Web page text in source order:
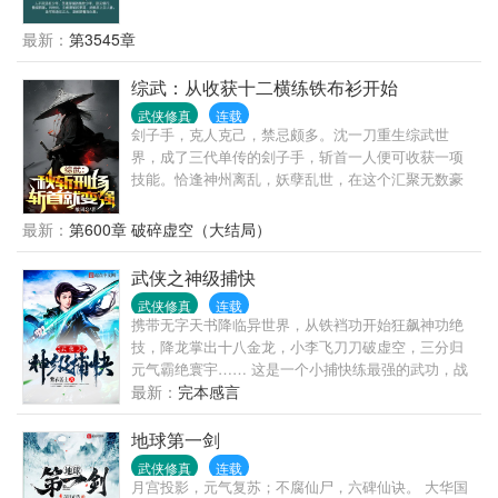
最新： 第3545章
综武：从收获十二横练铁布衫开始
武侠修真 连载
刽子手，克人克己，禁忌颇多。沈一刀重生综武世
界，成了三代单传的刽子手，斩首一人便可收获一项
技能。恰逢神州离乱，妖孽乱世，在这个汇聚无数豪
一日，女真南下，妖仙降世，沈一刀一刀斩出，刀光
闪耀三万里，妖也好，人也罢，一刀之下，灰飞烟
灭！
最新： 第600章 破碎虚空（大结局）
武侠之神级捕快
武侠修真 连载
携带无字天书降临异世界，从铁裆功开始狂飙神功绝
技，降龙掌出十八金龙，小李飞刀刀破虚空，三分归
元气霸绝寰宇…… 这是一个小捕快练最强的武功，战
最强的敌人，饮最美的美酒，一路高歌猛进，成长为
盖世无敌强者的故事 着有百万字小说，请放心收藏
最新： 完本感言
地球第一剑
武侠修真 连载
月宫投影，元气复苏；不腐仙尸，六碑仙诀。 大华国